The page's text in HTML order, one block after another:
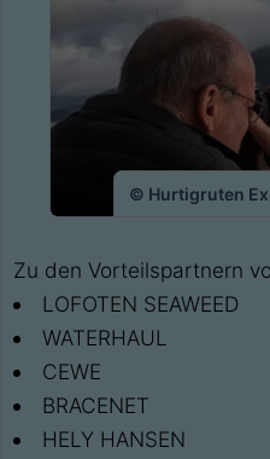
© Hurtigruten
Zu den Vorteilspartnern
LOFOTEN SEAWEED
WATERHAUL
CEWE
BRACENET
HELY HANSEN